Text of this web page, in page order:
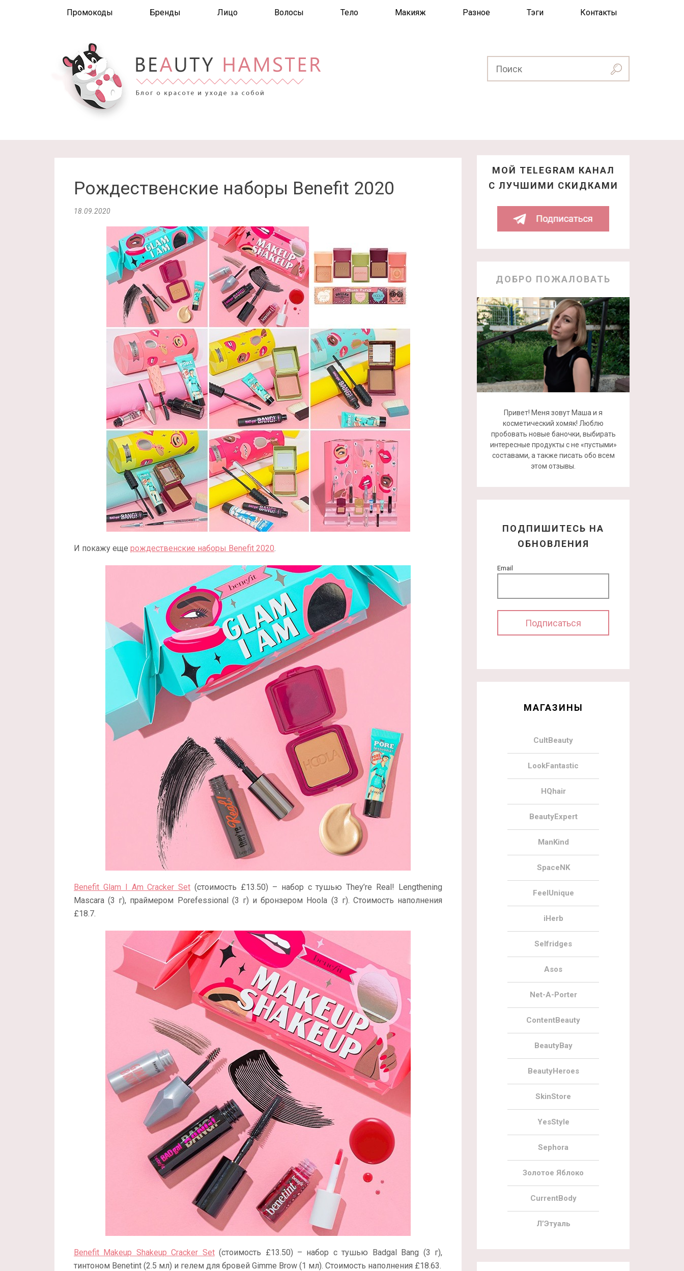
Промокоды Бренды Лицо Волосы Тело Макияж Разное Тэги Контакты
Рождественские наборы Benefit 2020
18.09.2020
И покажу еще рождественские наборы Benefit 2020.
Benefit Glam I Am Cracker Set (стоимость £13.50) – набор с тушью They’re Real! Lengthening
Mascara (3 г), праймером Porefessional (3 г) и бронзером Hoola (3 г). Стоимость наполнения
£18.7.
Benefit Makeup Shakeup Cracker Set(стоимость £13.50) – набор с тушью Badgal Bang (3 г),
тинтоном Benetint (2.5 мл) и гелем для бровей Gimme Brow (1 мл). Стоимость наполнения £18.63.
МОЙ TELEGRAM КАНАЛ
С ЛУЧШИМИ СКИДКАМИ
ДОБРО ПОЖАЛОВАТЬ
Привет! Меня зовут Маша и я
косметический хомяк! Люблю
пробовать новые баночки, выбирать
интересные продукты с не «пустыми»
составами, а также писать обо всем
этом отзывы.
ПОДПИШИТЕСЬ НА
ОБНОВЛЕНИЯ
Email
МАГАЗИНЫ
CultBeauty
LookFantastic
HQhair
BeautyExpert
ManKind
SpaceNK
FeelUnique
iHerb
Selfridges
Asos
Net-A-Porter
ContentBeauty
BeautyBay
BeautyHeroes
SkinStore
YesStyle
Sephora
Золотое Яблоко
CurrentBody
Л’Этуаль